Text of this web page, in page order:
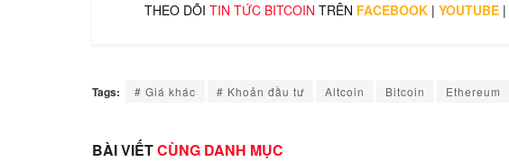
THEO DÕI TIN TỨC BITCOIN TRÊN FACEBOOK| YOUTUBE|
Tags: # Giá khác # Khoản đầu tư Altcoin Bitcoin Ethereum
BÀI VIẾTCÙNG DANH MỤC